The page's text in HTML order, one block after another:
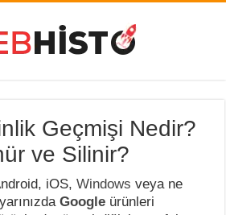
Geçmişi Nedir?
ve Silinir?
iOS,Windows veya ne
Google ürünleri